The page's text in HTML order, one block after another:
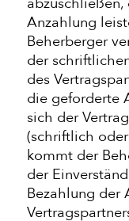
Anzahlung
Beherberger
der
des
die geforderte
sich der
(schriftlich
kommt der
der
Bezahlung der